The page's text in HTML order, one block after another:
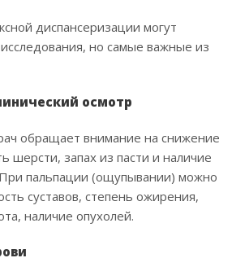
диспансеризации могут
но самые важные из
осмотр
обращает внимание на снижение
шерсти, запах из пасти и наличие
пальпации (ощупывании) можно
суставов, степень ожирения,
наличие опухолей.